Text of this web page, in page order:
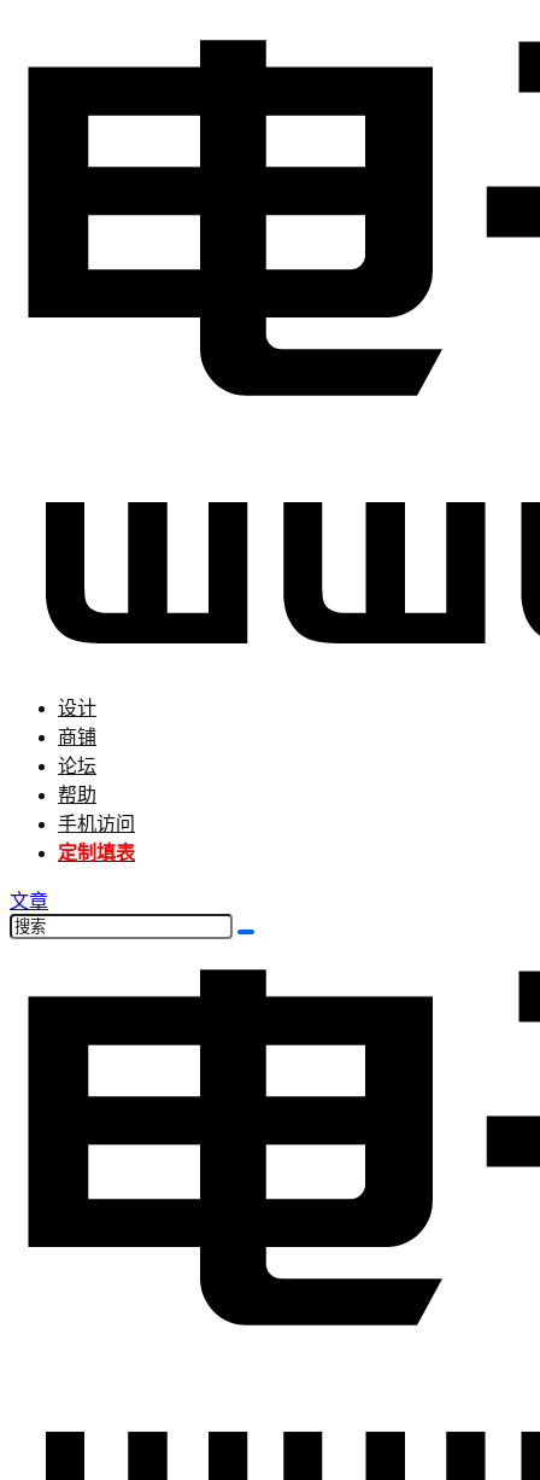
设计
商铺
论坛
帮助
手机访问
定制填表
文章